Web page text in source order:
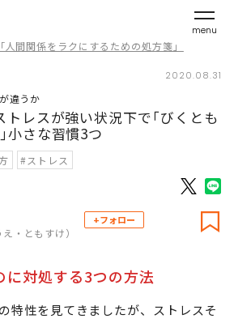
menu
間関係をラクにするための処方箋」
2020.08.31
違うか
トレスが強い状況下で｢びくとも
小さな習慣3つ
#ストレス
・ともすけ）
+フォロー
に対処する3つの方法
特性を見てきましたが、ストレスそ